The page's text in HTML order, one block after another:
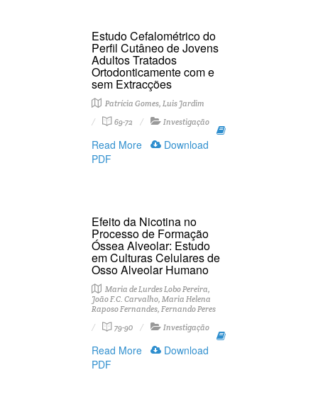
Estudo Cefalométrico do
Perfil Cutâneo de Jovens
Adultos Tratados
Ortodonticamente com e
sem Extracções
Patrícia Gomes, Luis Jardim
69-72
Investigação
Read More
Download
PDF
Efeito da Nicotina no
Processo de Formação
Óssea Alveolar: Estudo
em Culturas Celulares de
Osso Alveolar Humano
Maria de Lurdes Lobo Pereira,
João F.C. Carvalho, Maria Helena
Raposo Fernandes, Fernando Peres
79-90
Investigação
Read More
Download
PDF